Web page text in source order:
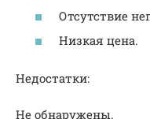
Отсутствие
Низкая цена.
Недостатки:
Не обнаружены.